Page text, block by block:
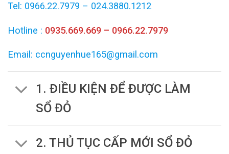
Tel: 0966.22.7979 – 024.3880.1212
Hotline : 0935.669.669 – 0966.22.7979
Email: ccnguyenhue165@gmail.com
1. ĐIỀU KIỆN ĐỂ ĐƯỢC LÀM
SỔ ĐỎ
2. THỦ TỤC CẤP MỚI SỔ ĐỎ